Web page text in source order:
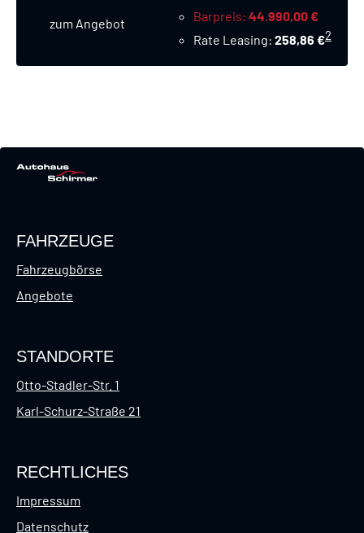
zum Angebot Barpreis 44.990,00 €
Rate Leasing 258,86 €2
FAHRZEUGE
Fahrzeugbörse
Angebote
STANDORTE
Otto-Stadler-Str. 1
Karl-Schurz-Straße 21
RECHTLICHES
Impressum
Datenschutz